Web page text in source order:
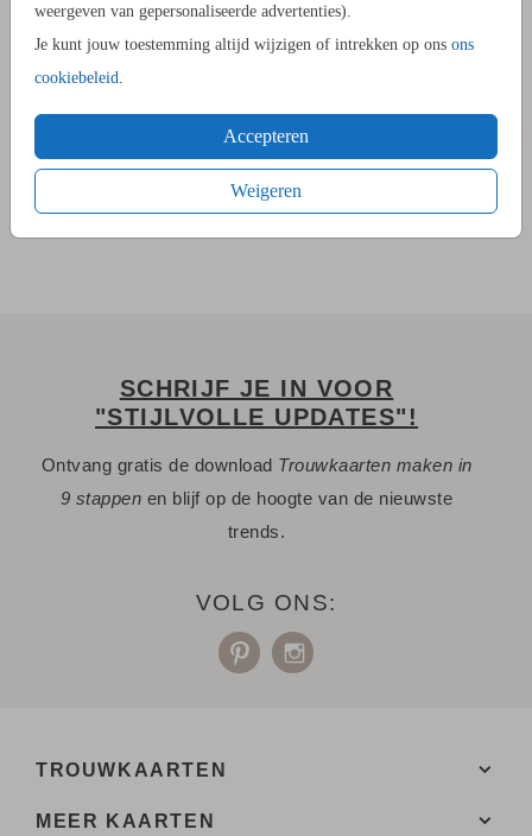
weergeven van gepersonaliseerde advertenties).
Je kunt jouw toestemming altijd wijzigen of intrekken op ons ons
cookiebeleid
Accepteren
Weigeren
downloads.
We gaan je niet spammen en je kunt altijd uitschrijven. Lees
JA, IK WIL SPELFOUTEN VOORKOMEN >
SCHRIJF JE IN VOOR
"STIJLVOLLE UPDATES"!
Ontvang gratis de download Trouwkaarten maken in
9 stappen en blijf op de hoogte van de nieuwste
trends.
VOLG ONS:
TROUWKAARTEN
MEER KAARTEN